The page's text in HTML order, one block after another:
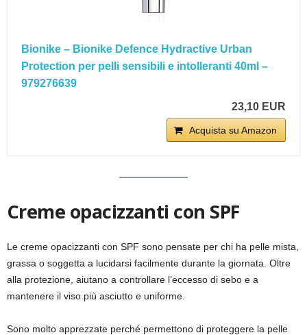
Bionike – Bionike Defence Hydractive Urban
Protection per pelli sensibili e intolleranti 40ml –
979276639
23,10 EUR
Acquista su Amazon
Creme opacizzanti con SPF
Le creme opacizzanti con SPF sono pensate per chi ha pelle mista,
grassa o soggetta a lucidarsi facilmente durante la giornata. Oltre
alla protezione, aiutano a controllare l’eccesso di sebo e a
mantenere il viso più asciutto e uniforme.
Sono molto apprezzate perché permettono di proteggere la pelle